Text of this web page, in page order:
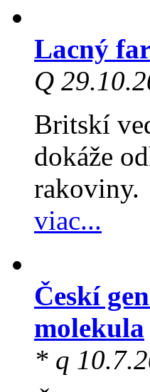
Lacný
Q
Britskí
dokáže
rakoviny.
viac...
Českí
molekula
* q